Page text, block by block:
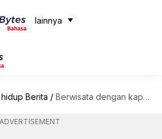
lainnya
Berita / Berwisata dengan kapal pesiar? Cobalah cara-cara menghemat uang ini 2
ADVERTISEMENT